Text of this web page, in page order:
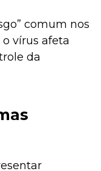
comum nos
vírus afeta
da